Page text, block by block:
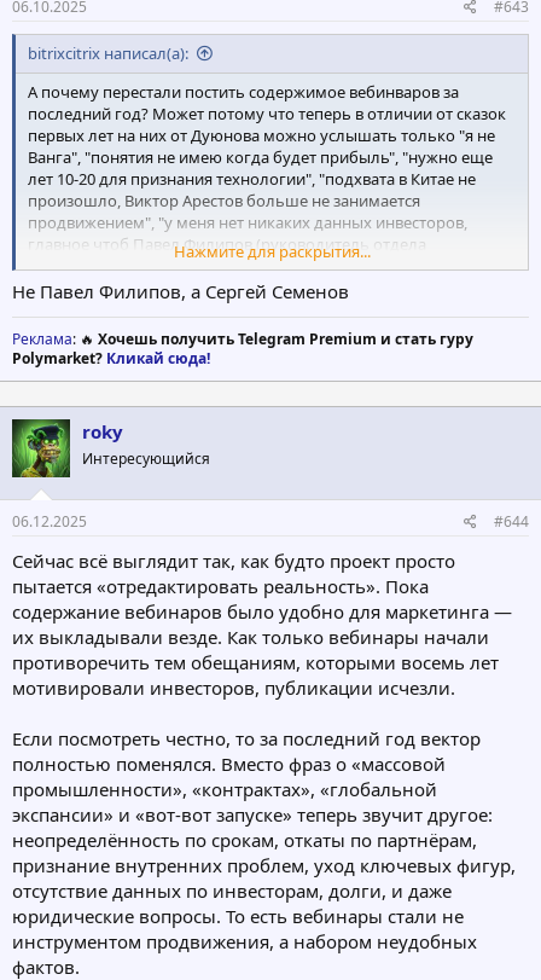
06.10.2025 #643
bitrixcitrix написал(а):
А почему перестали постить содержимое вебинваров за
последний год? Может потому что теперь в отличии от сказок
первых лет на них от Дуюнова можно услышать только "я не
Ванга", "понятия не имею когда будет прибыль", "нужно еще
лет 10-20 для признания технологии", "подхвата в Китае не
произошло, Виктор Арестов больше не занимается
продвижением", "у меня нет никаких данных инвесторов,
главное чтоб Павел Филипов (руководитель отдела
привлечения денег в SkyWay (а перед этим десятитысячник
МММ) и теперь сюда и в новый проект Дирижабли - такой же
бред) мне их передал если решит всех кинуть, я человек слова
и обязательства перед инвесторами для меня самое важное",
"все двигатели планеты перейдут обязательно на эту
технологию и все инвесторы должны снять сливки, но когда
деньги дает соларгрупп по договору кредитования и их еще
надо вернуть", "я не несу ответственность за соларгупп, им там
виднее" ну и прочее прочее?
А где последние новости о том что налоговая выкатила
претензию на 200 млн за вывод денег в фирму однодневку и не
уплату последней налога (под миллиард перевели в
однодневку), почему не постили содержимое этого вебинара
от Дуюнова, где он сказал что это еще начало судя по всему.
А итогом 9 лет бабло сбора стала постройка двух этажного
каркасного здания, может показаться что там 3 этажа, но
второй этаж только маленькая часть для офисов, а остальное
пустой пролет (которое выше называется историческим
которой заканчиваются через 3 года, а впереди еще ввод в
эксплуатацию), которое получило в начале года кадастровую
оценку в 850 млн, когда официально собрано с народа 8 млрд,
а у СОВЭЛМАШ ООО сейчас по бухгалтерскому балансу
задолженность в 4 млрд. (открытые данные), а по сути весь год
Дуюнов тянул время сдавая схему здания с ошибками, и вот
историческое события случилось.
А еще что постоянные переговоры приводят к тому что "не
важно кто, то Камаз, то еще кто, решают "развивать свои
компетенции". Где все это содержимое последних вебинаров
Нажмите для раскрытия...
Не Павел Филипов, а Сергей Семенов
Реклама: 🔥 Хочешь получить Telegram Premium и стать гуру
Polymarket? Кликай сюда!
roky
Интересующийся
06.12.2025 #644
Сейчас всё выглядит так, как будто проект просто
пытается «отредактировать реальность». Пока
содержание вебинаров было удобно для маркетинга —
их выкладывали везде. Как только вебинары начали
противоречить тем обещаниям, которыми восемь лет
мотивировали инвесторов, публикации исчезли.
Если посмотреть честно, то за последний год вектор
полностью поменялся. Вместо фраз о «массовой
промышленности», «контрактах», «глобальной
экспансии» и «вот-вот запуске» теперь звучит другое:
неопределённость по срокам, откаты по партнёрам,
признание внутренних проблем, уход ключевых фигур,
отсутствие данных по инвесторам, долги, и даже
юридические вопросы. То есть вебинары стали не
инструментом продвижения, а набором неудобных
фактов.